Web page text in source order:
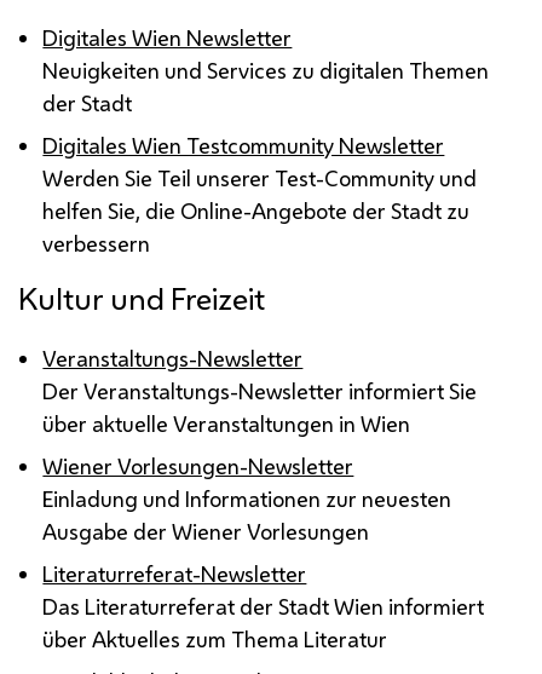
Digitales Wien Newsletter
Neuigkeiten und Services zu digitalen Themen
der Stadt
Digitales Wien Testcommunity Newsletter
Werden Sie Teil unserer Test-Community und
helfen Sie, die Online-Angebote der Stadt zu
verbessern
Kultur und Freizeit
Veranstaltungs-Newsletter
Der Veranstaltungs-Newsletter informiert Sie
über aktuelle Veranstaltungen in Wien
Wiener Vorlesungen-Newsletter
Einladung und Informationen zur neuesten
Ausgabe der Wiener Vorlesungen
Literaturreferat-Newsletter
Das Literaturreferat der Stadt Wien informiert
über Aktuelles zum Thema Literatur